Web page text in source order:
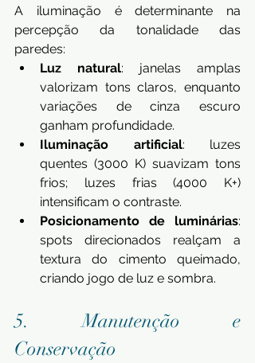
A iluminação é determinante na
percepção da tonalidade das
paredes:
Luz natural: janelas amplas
valorizam tons claros, enquanto
variações de cinza escuro
ganham profundidade.
Iluminação artificial: luzes
quentes (3000 K) suavizam tons
frios; luzes frias (4000 K+)
intensificam o contraste.
Posicionamento de luminárias:
spots direcionados realçam a
textura do cimento queimado,
criando jogo de luz e sombra.
5. Manutenção e
Conservação